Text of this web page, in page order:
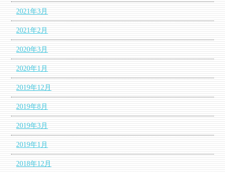
2021年3月
2021年2月
2020年3月
2020年1月
2019年12月
2019年8月
2019年3月
2019年1月
2018年12月